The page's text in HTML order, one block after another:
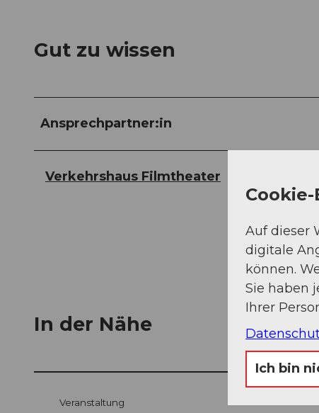
Gut zu wissen
Ansprechpartner:in
Verkehrshaus Filmtheater
In der Nähe
Veranstaltung
Auf dieser
digitale
können.
Sie haben
Ihrer
Ich bin